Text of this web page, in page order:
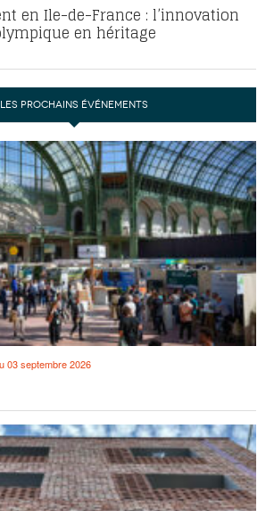
en Ile-de-France : l’innovation
en héritage
LES PROCHAINS ÉVÉNEMENTS
03 septembre 2026